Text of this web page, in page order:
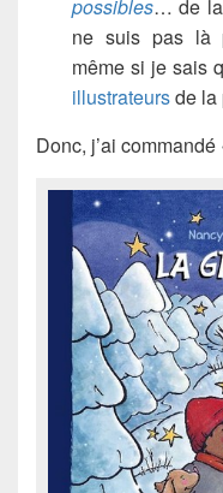
possibles… de la
ne suis pas là
même si je sais
illustrateursde la
Donc, j’ai